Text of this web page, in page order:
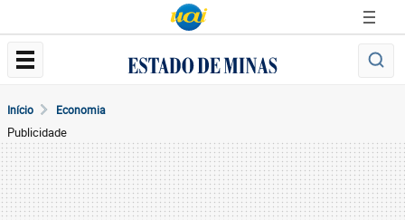
Início Economia
Publicidade